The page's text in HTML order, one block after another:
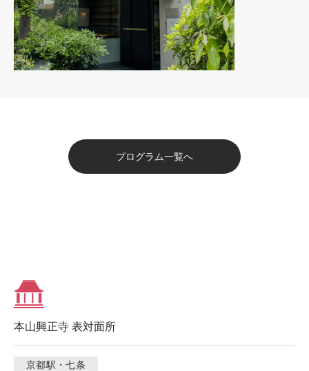
プログラム一覧へ
本山興正寺 表対面所
京都駅・七条